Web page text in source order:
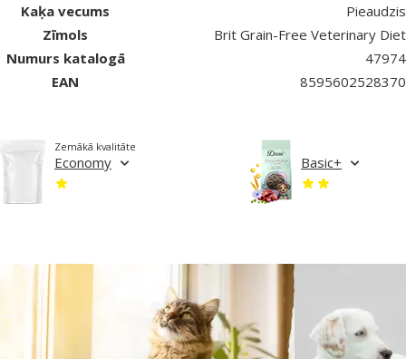
Kaķa vecums
Pieaudzis
Zīmols
Brit Grain-Free Veterinary Diet
Numurs katalogā
47974
EAN
8595602528370
Economy
Zemākā kvalitāte
Basic+